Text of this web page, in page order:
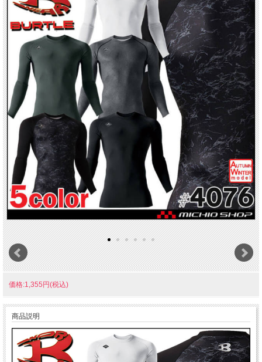
価格:1,355円(税込)
商品説明